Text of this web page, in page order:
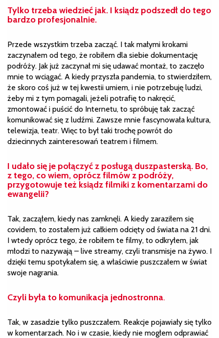
Tylko trzeba wiedzieć jak. I ksiądz podszedł do tego
bardzo profesjonalnie.
Przede wszystkim trzeba zacząć. I tak małymi krokami
zaczynałem od tego, że robiłem dla siebie dokumentację
podróży. Jak już zaczynał mi się udawać montaż, to zaczęło
mnie to wciągać. A kiedy przyszła pandemia, to stwierdziłem,
że skoro coś już w tej kwestii umiem, i nie potrzebuję ludzi,
żeby mi z tym pomagali, jeżeli potrafię to nakręcić,
zmontować i puścić do Internetu, to spróbuję tak zacząć
komunikować się z ludźmi. Zawsze mnie fascynowała kultura,
telewizja, teatr. Więc to był taki trochę powrót do
dziecinnych zainteresowań teatrem i filmem.
I udało się je połączyć z posługą duszpasterską. Bo,
z tego, co wiem, oprócz filmów z podróży,
przygotowuje też ksiądz filmiki z komentarzami do
ewangelii?
Tak, zacząłem, kiedy nas zamknęli. A kiedy zaraziłem się
covidem, to zostałem już całkiem odcięty od świata na 21 dni.
I wtedy oprócz tego, że robiłem te filmy, to odkryłem, jak
młodzi to nazywają – live streamy, czyli transmisje na żywo. I
dzięki temu spotykałem się, a właściwie puszczałem w świat
swoje nagrania.
Czyli była to komunikacja jednostronna.
Tak, w zasadzie tylko puszczałem. Reakcje pojawiały się tylko
w komentarzach. No i w czasie, kiedy nie mogłem odprawiać